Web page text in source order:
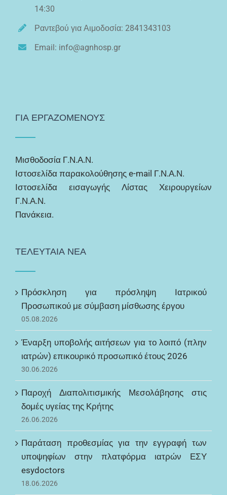
14:30
Ραντεβού για Αιμοδοσία: 2841343103
Email: info@agnhosp.gr
ΓΙΑ ΕΡΓΑΖΟΜΕΝΟΥΣ
Μισθοδοσία Γ.Ν.Α.Ν.
Ιστοσελίδα παρακολούθησης e-mail Γ.Ν.Α.Ν.
Ιστοσελίδα εισαγωγής Λίστας Χειρουργείων
Γ.Ν.Α.Ν.
Πανάκεια.
ΤΕΛΕΥΤΑΙΑ ΝΕΑ
Πρόσκληση για πρόσληψη Ιατρικού
Προσωπικού με σύμβαση μίσθωσης έργου
05.08.2026
Έναρξη υποβολής αιτήσεων για το λοιπό (πλην
ιατρών) επικουρικό προσωπικό έτους 2026
30.06.2026
Παροχή Διαπολιτισμικής Μεσολάβησης στις
δομές υγείας της Κρήτης
26.06.2026
Παράταση προθεσμίας για την εγγραφή των
υποψηφίων στην πλατφόρμα ιατρών ΕΣΥ
esydoctors
18.06.2026